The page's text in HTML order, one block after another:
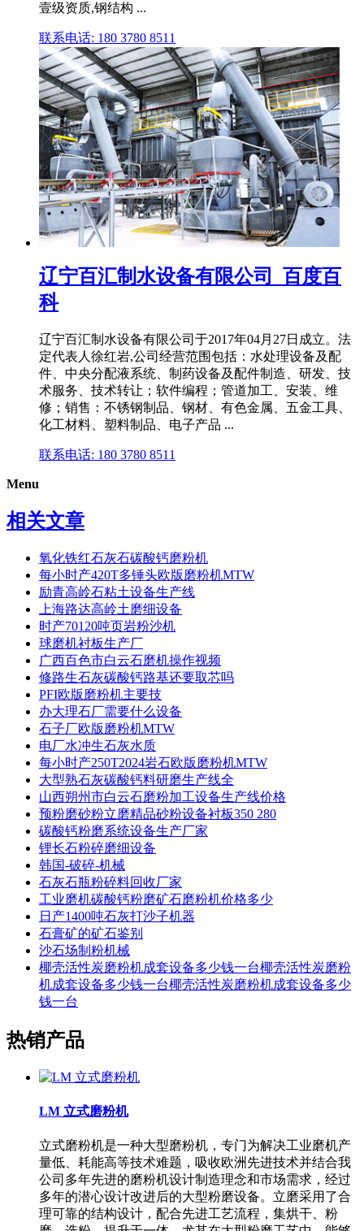
壹级资质,钢结构 ...
联系电话: 180 3780 8511
辽宁百汇制水设备有限公司_百度百
科
辽宁百汇制水设备有限公司于2017年04月27日成立。法
定代表人徐红岩,公司经营范围包括：水处理设备及配
件、中央分配液系统、制药设备及配件制造、研发、技
术服务、技术转让；软件编程；管道加工、安装、维
修；销售：不锈钢制品、钢材、有色金属、五金工具、
化工材料、塑料制品、电子产品 ...
联系电话: 180 3780 8511
Menu
相关文章
氧化铁红石灰石碳酸钙磨粉机
每小时产420T多锤头欧版磨粉机MTW
励青高岭石粘土设备生产线
上海路达高岭土磨细设备
时产70120吨页岩粉沙机
球磨机衬板生产厂
广西百色市白云石磨机操作视频
修路生石灰碳酸钙路基还要取芯吗
PFI欧版磨粉机主要技
办大理石厂需要什么设备
石子厂欧版磨粉机MTW
电厂水冲生石灰水质
每小时产250T2024岩石欧版磨粉机MTW
大型熟石灰碳酸钙料研磨生产线全
山西朔州市白云石磨粉加工设备生产线价格
预粉磨砂粉立磨精品砂粉设备衬板350 280
碳酸钙粉磨系统设备生产厂家
锂长石粉碎磨细设备
韩国-破碎-机械
石灰石瓶粉碎料回收厂家
工业磨机碳酸钙粉磨矿石磨粉机价格多少
日产1400吨石灰打沙子机器
石膏矿的矿石鉴别
沙石场制粉机械
椰壳活性炭磨粉机成套设备多少钱一台椰壳活性炭磨粉
机成套设备多少钱一台椰壳活性炭磨粉机成套设备多少
钱一台
热销产品
LM 立式磨粉机
立式磨粉机是一种大型磨粉机，专门为解决工业磨机产
量低、耗能高等技术难题，吸收欧洲先进技术并结合我
公司多年先进的磨粉机设计制造理念和市场需求，经过
多年的潜心设计改进后的大型粉磨设备。立磨采用了合
理可靠的结构设计，配合先进工艺流程，集烘干、粉